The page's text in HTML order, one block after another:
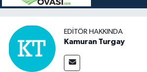
EDITÖR HAKKINDA
Kamuran Turgay